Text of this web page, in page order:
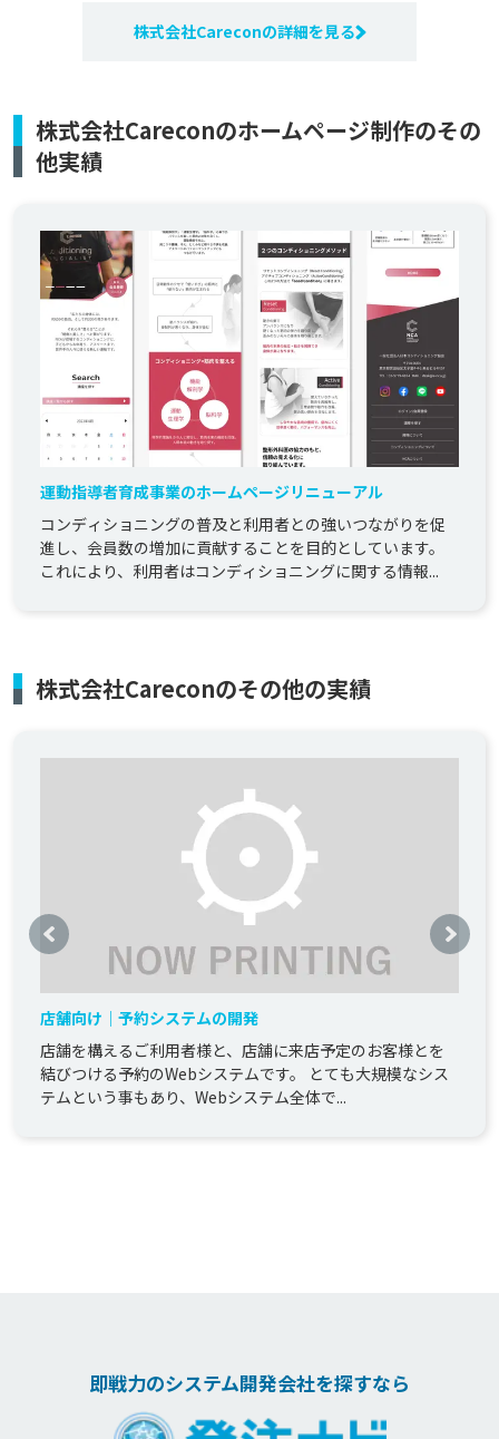
株式会社Careconの詳細を見る
株式会社Careconのホームページ制作のその
他実績
運動指導者育成事業のホームページリニューアル
コンディショニングの普及と利用者との強いつながりを促
進し、会員数の増加に貢献することを目的としています。
これにより、利用者はコンディショニングに関する情報...
株式会社Careconのその他の実績
店舗向け｜予約システムの開発
店舗を構えるご利用者様と、店舗に来店予定のお客様とを
結びつける予約のWebシステムです。 とても大規模なシス
テムという事もあり、Webシステム全体で...
即戦力のシステム開発会社を探すなら